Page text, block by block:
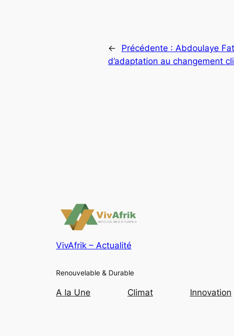
← Précédente : Abdoulaye
d’adaptation au changement
VivAfrik – Actualité
Renouvelable & Durable
A la Une Climat Innovation